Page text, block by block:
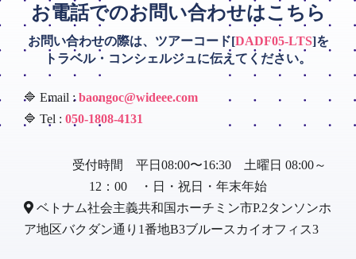
お電話でのお問い合わせはこちら
お問い合わせの際は、ツアーコード[DADF05-LTS]を
トラベル・コンシェルジュに伝えてください。
🔷 Email :baongoc@wideee.com
🔷 Tel : 050-1808-4131
受付時間 平日08:00〜16:30 土曜日 08:00～
12：00 ・日・祝日・年末年始
ベトナム社会主義共和国ホーチミン市P.2タンソンホ
ア地区バクダン通り1番地B3ブルースカイオフィス3